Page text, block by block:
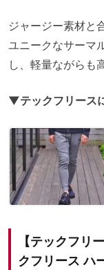
ジャージー素材と
ユニークなサーマ
し、軽量ながらも
▼テックフリース
【テックフリ
クフリース ハ